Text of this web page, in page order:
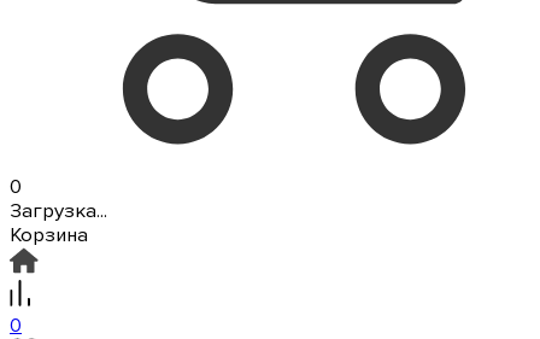
0
Загрузка...
Корзина
0